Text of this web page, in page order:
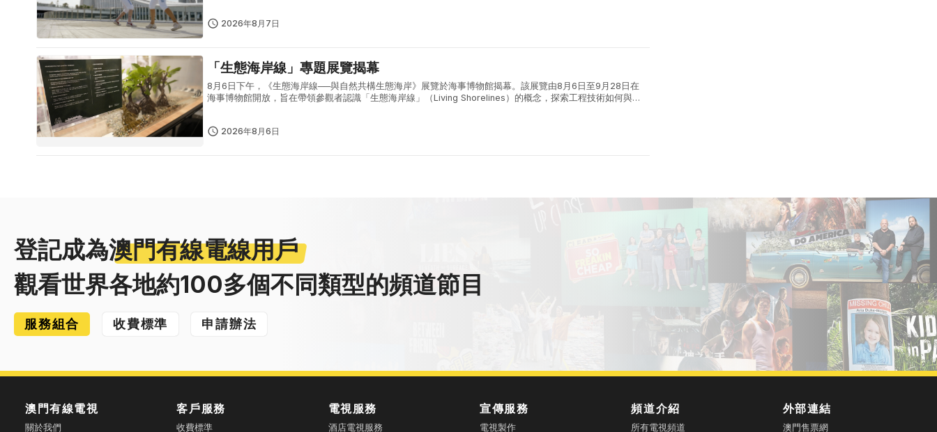
2026年8月7日
「生態海岸線」專題展覽揭幕
8月6日下午，《生態海岸線──與自然共構生態海岸》展覽於海事博物館揭幕。該展覽由8月6日至9月28日在
海事博物館開放，旨在帶領參觀者認識「生態海岸線」（Living Shorelines）的概念，探索工程技術如何與自
2026年8月6日
登記成為澳門有線電線用戶
觀看世界各地約100多個不同類型的頻道節目
服務組合 收費標準 申請辦法
澳門有線電視
關於我們
客戶服務
收費標準
電視服務
酒店電視服務
宣傳服務
電視製作
頻道介紹
所有電視頻道
外部連結
澳門售票網